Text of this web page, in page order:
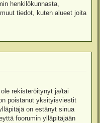
henkilökunnasta,
tiedot, kuten alueet joita
rekisteröitynyt ja/tai
poistanut yksityisviestit
on estänyt sinua
foorumin ylläpitäjään